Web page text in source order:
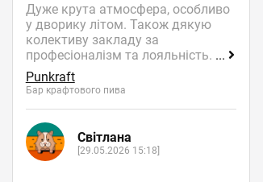
Дуже крута атмосфера, особливо
у дворику літом. Також дякую
колективу закладу за
професіоналізм та лояльність. ...
Punkraft
Бар крафтового пива
Світлана
[29.05.2026 15:18]